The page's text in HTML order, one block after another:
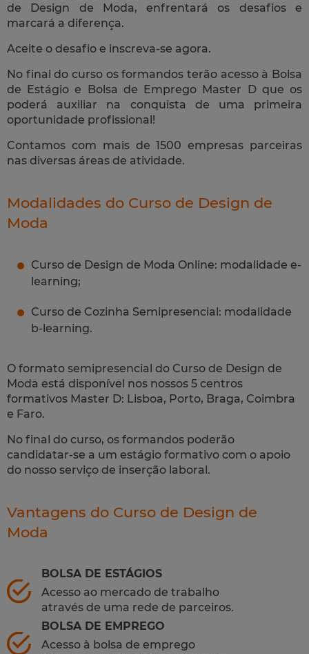
de Design de Moda, enfrentará os desafios e
marcará a diferença.
Aceite o desafio e inscreva-se agora.
No final do curso os formandos terão acesso à Bolsa
de Estágio e Bolsa de Emprego Master D que os
poderá auxiliar na conquista de uma primeira
oportunidade profissional!
Contamos com mais de 1500 empresas parceiras
nas diversas áreas de atividade.
Modalidades do Curso de Design de
Moda
Curso de Design de Moda Online: modalidade e-
learning;
Curso de Cozinha Semipresencial: modalidade
b-learning.
O formato semipresencial do Curso de Design de
Moda está disponível nos nossos 5 centros
formativos Master D: Lisboa, Porto, Braga, Coimbra
e Faro.
No final do curso, os formandos poderão
candidatar-se a um estágio formativo com o apoio
do nosso serviço de inserção laboral.
Vantagens do Curso de Design de
Moda
BOLSA DE ESTÁGIOS
Acesso ao mercado de trabalho
através de uma rede de parceiros.
BOLSA DE EMPREGO
Acesso à bolsa de emprego